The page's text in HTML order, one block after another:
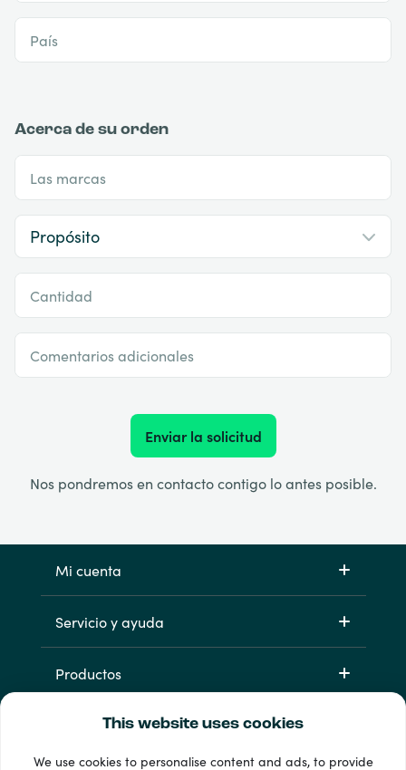
This website uses cookies
We use cookies to personalise content and ads, to provide
País
Acerca de su orden
Las marcas
Cantidad
Comentarios adicionales
Enviar la solicitud
Nos pondremos en contacto contigo lo antes posible.
Mi cuenta
Servicio y ayuda
Productos